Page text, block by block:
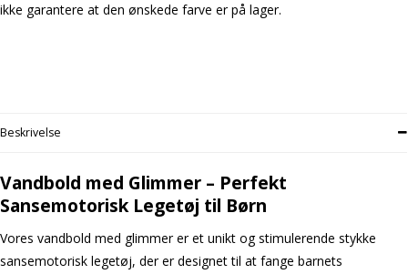
ikke garantere at den ønskede farve er på lager.
Beskrivelse
Vandbold med Glimmer – Perfekt
Sansemotorisk Legetøj til Børn
Vores vandbold med glimmer er et unikt og stimulerende stykke
sansemotorisk legetøj, der er designet til at fange barnets